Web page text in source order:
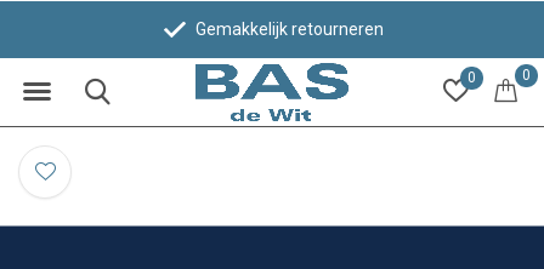
0 0
Gemakkelijk retourneren